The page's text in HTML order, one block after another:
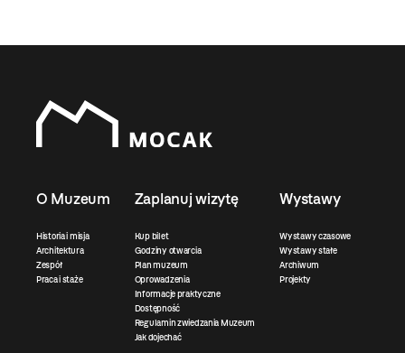
O Muzeum
Historia i misja
Architektura
Zespół
Praca i staże
Zaplanuj wizytę
Kup bilet
Godziny otwarcia
Plan muzeum
Oprowadzenia
Informacje praktyczne
Dostępność
Regulamin zwiedzania Muzeum
Jak dojechać
Wystawy
Wystawy czasowe
Wystawy stałe
Archiwum
Projekty